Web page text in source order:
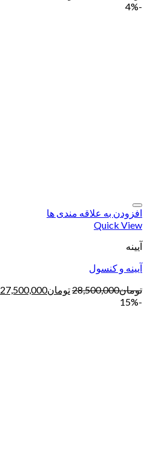
-4%
افزودن به علاقه مندی ها
Quick View
آیینه
آیینه و کنسول
تومان28,500,000تومان27,500,000
-15%